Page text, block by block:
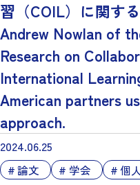
習（COIL）に関す
Andrew Nowlan of
Research on
International
American partners
approach.
2024.06.25
論文 学会 個